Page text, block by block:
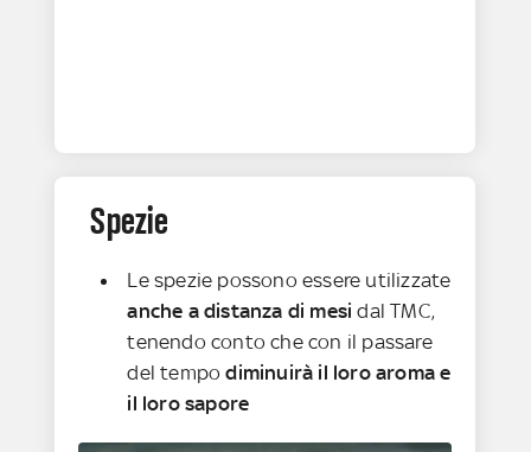
Spezie
Le spezie possono essere utilizzate
anche a distanza di mesi dal TMC,
tenendo conto che con il passare
del tempodiminuirà il loro aroma e
il loro sapore